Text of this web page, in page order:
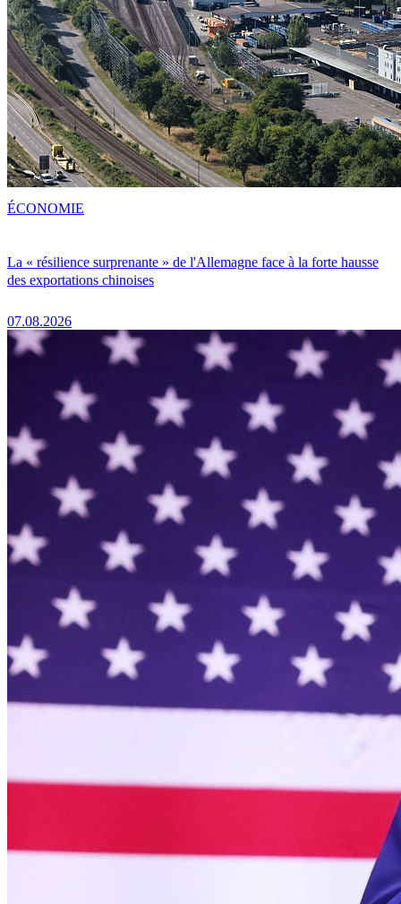
La « résilience surprenante » de l'Allemagne face à la forte hausse
des exportations chinoises
07.08.2026
ÉCONOMIE